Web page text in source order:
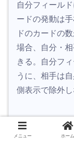
自分フィール
ードの発動は
ドのカードの
場合、自分・
きる。自分フ
うに、相手は
側表示で除外し
メニュー ホーム